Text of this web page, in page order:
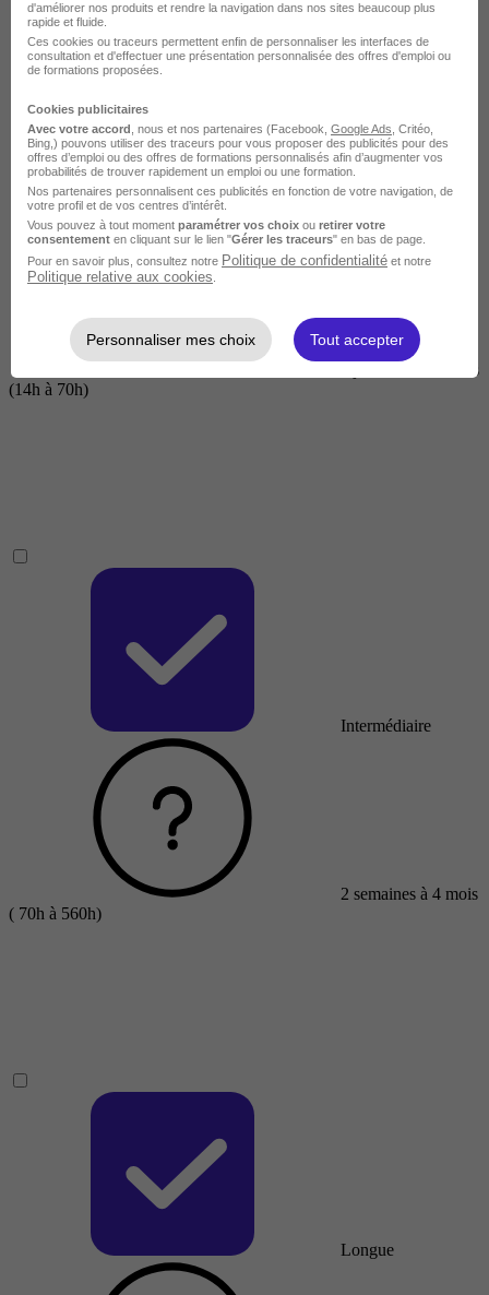
Courte
2 jours à 2 semaines
(14h à 70h)
Intermédiaire
2 semaines à 4 mois
( 70h à 560h)
Longue
d'améliorer nos produits et rendre la navigation dans nos sites beaucoup plus
rapide et fluide.
Ces cookies ou traceurs permettent enfin de personnaliser les interfaces de
consultation et d'effectuer une présentation personnalisée des offres d'emploi ou
de formations proposées.
Cookies publicitaires
Avec votre accord , nous et nos partenaires (Facebook, Google Ads , Critéo,
Bing,) pouvons utiliser des traceurs pour vous proposer des publicités pour des
offres d’emploi ou des offres de formations personnalisés afin d’augmenter vos
probabilités de trouver rapidement un emploi ou une formation.
Nos partenaires personnalisent ces publicités en fonction de votre navigation, de
votre profil et de vos centres d’intérêt.
Vous pouvez à tout moment paramétrer vos choix ou retirer votre
consentement en cliquant sur le lien "Gérer les traceurs" en bas de page.
Pour en savoir plus, consultez notre Politique de confidentialité et notre
Politique relative aux cookies
Personnaliser mes choix Tout accepter